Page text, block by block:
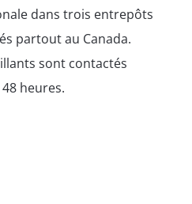
dans trois entrepôts
partout au Canada.
sont contactés
heures.